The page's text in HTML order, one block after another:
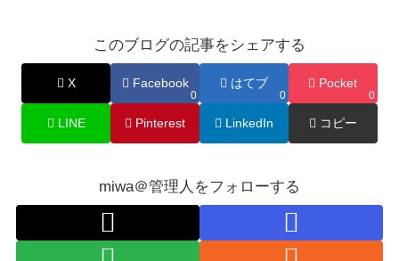
このブログの記事をシェアする
X Facebook
0
はてブ
0
Pocket
0
LINE Pinterest LinkedIn コピー
miwa＠管理人をフォローする